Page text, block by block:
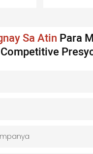
Sa Atin Para